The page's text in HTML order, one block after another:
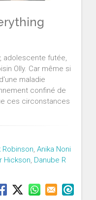
adolescente futée,
Olly. Car même si
maladie
confiné de
ces circonstances
Robinson, Anika Noni
Hickson, Danube R